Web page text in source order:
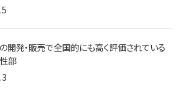
開発・販売で全国的にも高く評価されている
部